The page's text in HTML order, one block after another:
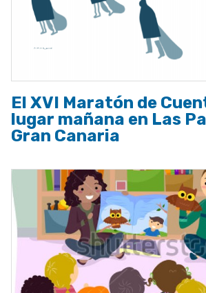
El XVI Maratón de
lugar mañana en Las
Gran Canaria